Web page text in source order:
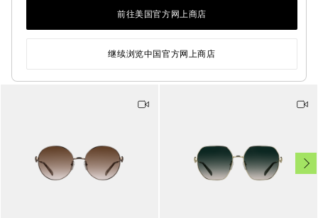
您可能还喜欢
前往美国官方网上商店
继续浏览中国官方网上商店